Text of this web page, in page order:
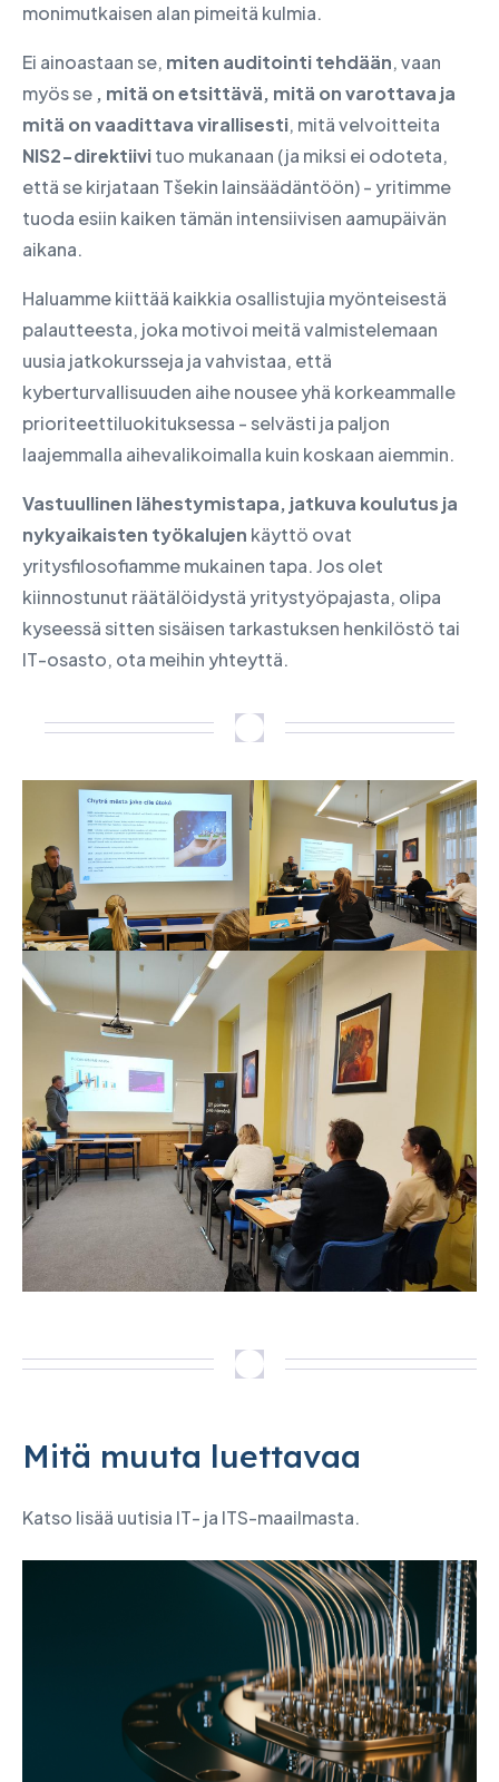
monimutkaisen alan pimeitä kulmia.
Ei ainoastaan se, miten auditointi tehdään, vaan
myös se , mitä on etsittävä, mitä on varottava ja
mitä on vaadittava virallisesti, mitä velvoitteita
NIS2-direktiivituo mukanaan (ja miksi ei odoteta,
että se kirjataan Tšekin lainsäädäntöön) - yritimme
tuoda esiin kaiken tämän intensiivisen aamupäivän
aikana.
Haluamme kiittää kaikkia osallistujia myönteisestä
palautteesta, joka motivoi meitä valmistelemaan
uusia jatkokursseja ja vahvistaa, että
kyberturvallisuuden aihe nousee yhä korkeammalle
prioriteettiluokituksessa - selvästi ja paljon
laajemmalla aihevalikoimalla kuin koskaan aiemmin.
Vastuullinen lähestymistapa, jatkuva koulutus ja
nykyaikaisten työkalujen käyttö ovat
yritysfilosofiamme mukainen tapa. Jos olet
kiinnostunut räätälöidystä yritystyöpajasta, olipa
kyseessä sitten sisäisen tarkastuksen henkilöstö tai
IT-osasto, ota meihin yhteyttä.
Mitä muuta luettavaa
Katso lisää uutisia IT- ja ITS-maailmasta.